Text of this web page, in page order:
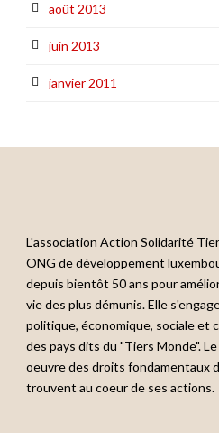
août 2013
juin 2013
janvier 2011
L'association Action Solidarité
ONG de développement
depuis bientôt 50 ans pour
vie des plus démunis. Elle
politique, économique, sociale et
des pays dits du "Tiers Monde".
oeuvre des droits fondamentaux
trouvent au coeur de ses actions.